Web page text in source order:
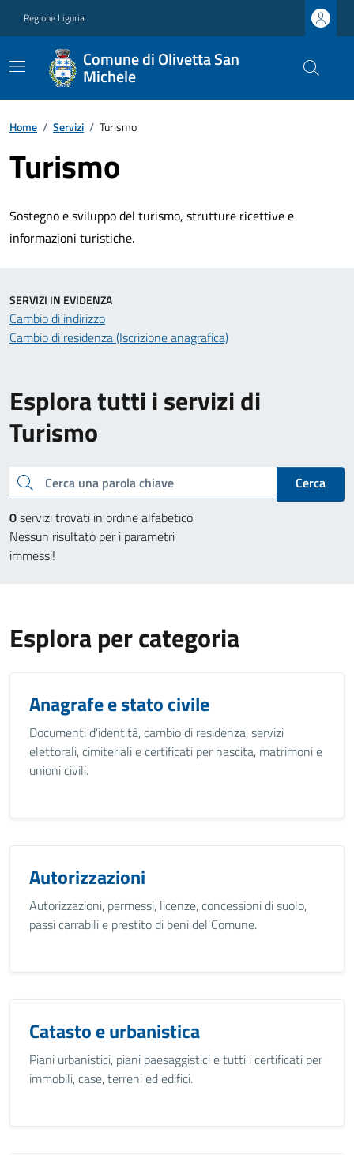
Regione Liguria
Comune di Olivetta San
Michele
Home / Servizi / Turismo
Turismo
Sostegno e sviluppo del turismo, strutture ricettive e
informazioni turistiche.
Esplora tutti i servizi di
Turismo
Cerca una parola chiave
Cerca
0servizi trovati in ordine alfabetico
Nessun risultato per i parametri
immessi!
SERVIZI IN EVIDENZA
Cambio di indirizzo
Cambio di residenza (Iscrizione anagrafica)
Esplora per categoria
Anagrafe e stato civile
Documenti d’identità, cambio di residenza, servizi
elettorali, cimiteriali e certificati per nascita, matrimoni e
unioni civili.
Autorizzazioni
Autorizzazioni, permessi, licenze, concessioni di suolo,
passi carrabili e prestito di beni del Comune.
Catasto e urbanistica
Piani urbanistici, piani paesaggistici e tutti i certificati per
immobili, case, terreni ed edifici.